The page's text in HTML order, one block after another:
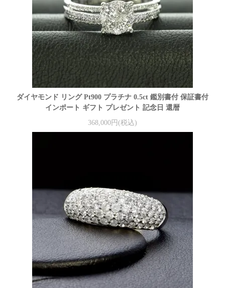
ダイヤモンド リング Pt900 プラチナ 0.5ct 鑑別書付 保証書付
インポート ギフト プレゼント 記念日 還暦
368,000円(税込)